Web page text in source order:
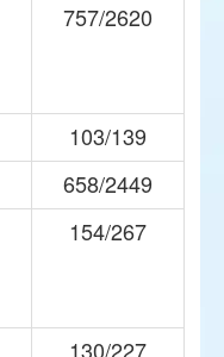
757/2620
103/139
658/2449
154/267
130/227